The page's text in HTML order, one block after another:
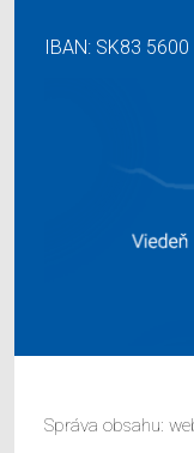
IBAN: SK83
Správa obsahu: